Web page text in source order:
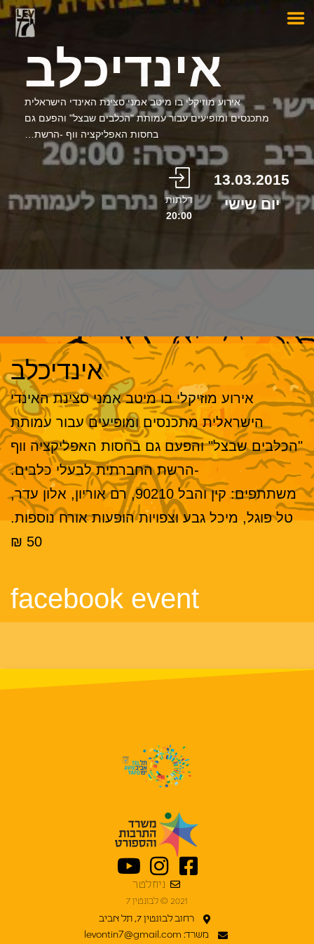
אינדיכלב
אירוע מוזיקלי בו מיטב אמני סצינת האינדי הישראלית
מתכנסים ומופיעים עבור עמותת "הכלבים שבצל" והפעם גם
בחסות האפליקציה ווף -הרשת…
13.03.2015
יום שישי
דלתות
20:00
אינדיכלב
אירוע מוזיקלי בו מיטב אמני סצינת האינדי
הישראלית מתכנסים ומופיעים עבור עמותת
"הכלבים שבצל" והפעם גם בחסות האפליקציה ווף
-הרשת החברתית לבעלי כלבים.
משתתפים: קין והבל 90210, רם אוריון, אלון עדר,
טל פוגל, מיכל גבע וצפויות הופעות אורח נוספות.
50 ₪
facebook event
רחוב לבונטין 7, תל אביב
משרד: levontin7@gmail.com
ניוזלטר
2021 © לבונטין 7